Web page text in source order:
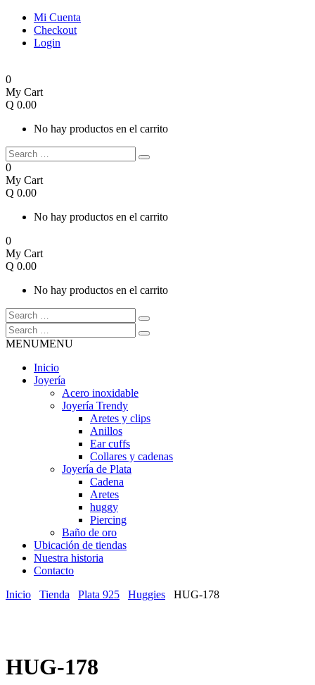
Mi Cuenta
Checkout
Login
0
My Cart
Q 0.00
No hay productos en el carrito
0
My Cart
Q 0.00
No hay productos en el carrito
0
My Cart
Q 0.00
No hay productos en el carrito
MENUMENU
Inicio
Joyería
Acero inoxidable
Joyería Trendy
Aretes y clips
Anillos
Ear cuffs
Collares y cadenas
Joyería de Plata
Cadena
Aretes
huggy
Piercing
Baño de oro
Ubicación de tiendas
Nuestra historia
Contacto
Inicio
Tienda Plata 925 Huggies HUG-178
HUG-178